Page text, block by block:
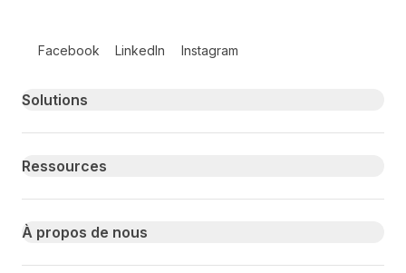
Facebook LinkedIn Instagram
Primary footer navigation
Solutions
Ressources
À propos de nous